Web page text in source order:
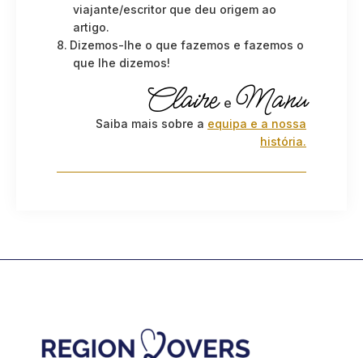
viajante/escritor que deu origem ao
artigo.
Dizemos-lhe o que fazemos e fazemos o
que lhe dizemos!
Claire e Manu
Saiba mais sobre a equipa e a nossa
história.